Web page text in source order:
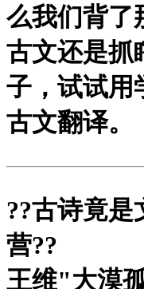
么我们背了
古文还是抓
子，试试用
古文翻译。
??古诗竟是
营??
王维"大漠